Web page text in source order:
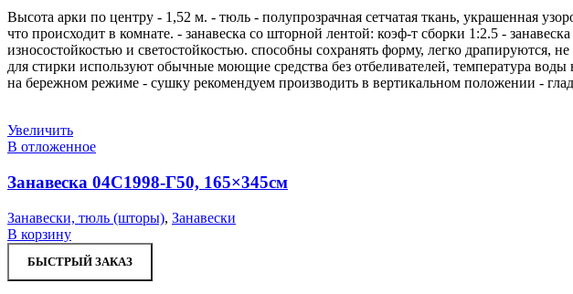
Высота арки по центру - 1,52 м. - тюль - полупрозрачная сетчатая ткань, украшенная
что происходит в комнате. - занавеска со шторной лентой: коэф-т сборки 1:2.5 -
износостойкостью и светостойкостью. способны сохранять форму, легко драпируются,
для стирки используют обычные моющие средства без отбеливателей, температура
на бережном режиме - сушку рекомендуем производить в вертикальном положении -
Увеличить
В отложенное
Занавеска 04С1998-Г50, 165×345см
Занавески, тюль (шторы), Занавески
В корзину
БЫСТРЫЙ ЗАКАЗ